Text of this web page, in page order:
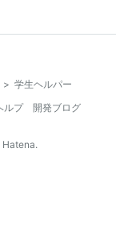
> 学生ヘルパー
ルプ
開発ブログ
Hatena.